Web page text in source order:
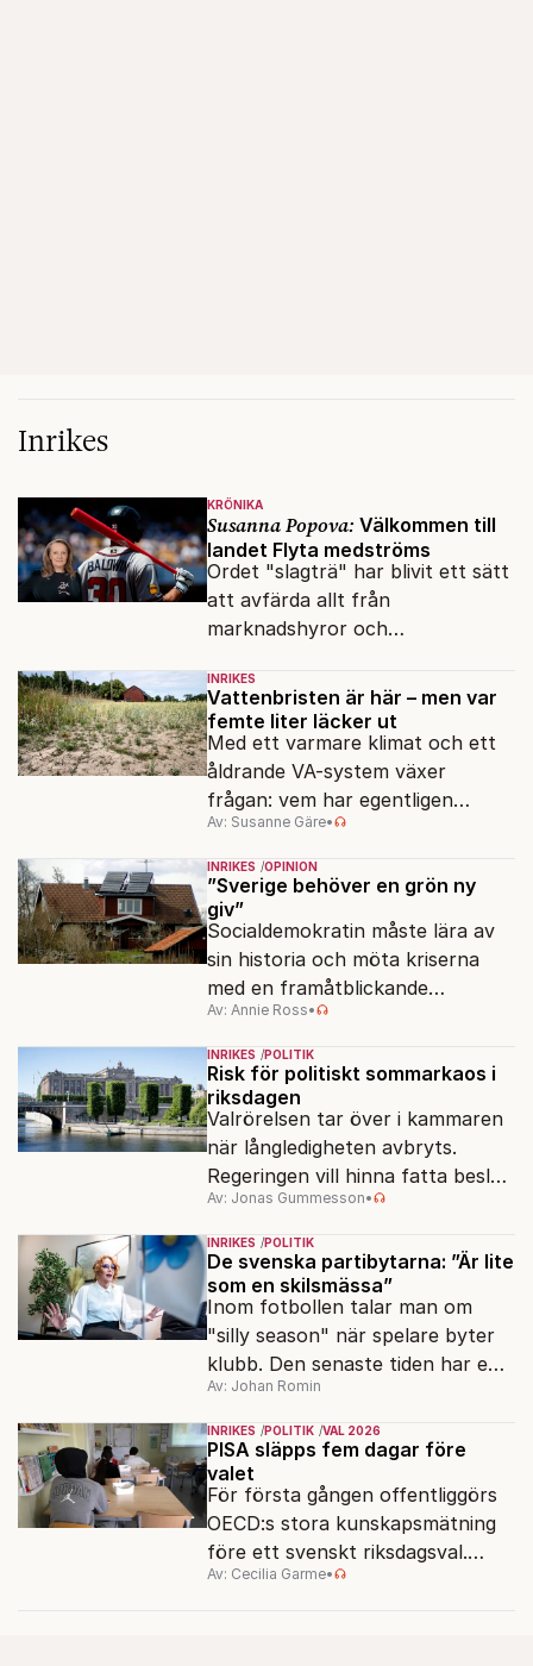
Inrikes
KRÖNIKA
Susanna Popova: Välkommen till
landet Flyta medströms
Ordet "slagträ" har blivit ett sätt
att avfärda allt från
marknadshyror och
om antisemitism.
INRIKES
Vattenbristen är här – men var
femte liter läcker ut
Med ett varmare klimat och ett
åldrande VA-system växer
frågan: vem har egentligen
ansvar för Sveriges
vattenresurser?
Av: Susanne Gäre•
INRIKES OPINION
”Sverige behöver en grön ny
giv”
Socialdemokratin måste lära av
sin historia och möta kriserna
med en framåtblickande
strukturpolitik för att göra
Sverige långsiktigt hållbart,
jämlikt och kriståligt.
Av: Annie Ross•
INRIKES POLITIK
Risk för politiskt sommarkaos i
riksdagen
Valrörelsen tar över i kammaren
när långledigheten avbryts.
Regeringen vill hinna fatta beslut
före valet – men oppositionen
ser sin chans att pressa
Tidösidan.
Av: Jonas Gummesson•
INRIKES POLITIK
De svenska partibytarna: ”Är lite
som en skilsmässa”
Inom fotbollen talar man om
"silly season" när spelare byter
klubb. Den senaste tiden har en
rad svenska politiker bytt parti –
men varför, och vad skiljer
partiernas interna kulturer åt?
Av: Johan Romin
INRIKES POLITIK VAL 2026
PISA släpps fem dagar före
valet
För första gången offentliggörs
OECD:s stora kunskapsmätning
före ett svenskt riksdagsval.
Resultatet kan ge skolfrågan ny
Av: Cecilia Garme•